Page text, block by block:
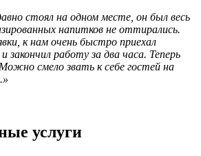
стоял на одном месте, он был весь
напитков не оттирались.
к нам очень быстро приехал
закончил работу за два часа. Теперь
смело звать к себе гостей на
услуги